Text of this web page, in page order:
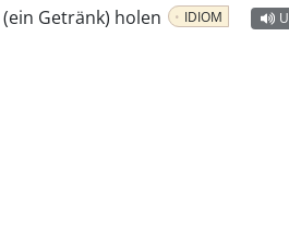
Getränk) holen IDIOM